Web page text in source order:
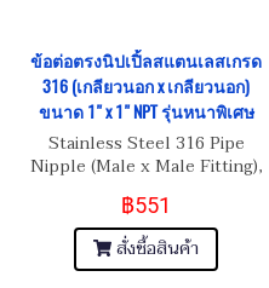
ข้อต่อตรงนิปเปิ้ลสแตนเลสเกรด
316 (เกลียวนอก x เกลียวนอก)
ขนาด 1" x 1" NPT รุ่นหนาพิเศษ
Stainless Steel 316 Pipe
Nipple (Male x Male Fitting),
฿551
สั่งซื้อสินค้า